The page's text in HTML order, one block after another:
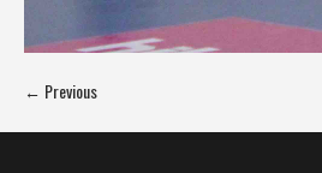
← Previous